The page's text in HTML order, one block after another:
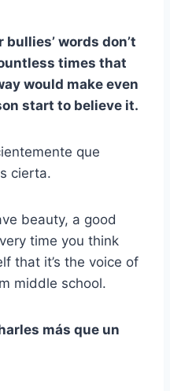
words don’t
times that
would make even
start to believe it.
que
cierta.
beauty, a good
time you think
that it’s the voice of
middle school.
más que un